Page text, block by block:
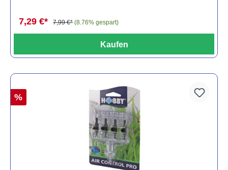
7,29 €* 7,99 €* (8.76% gespart)
Kaufen
%